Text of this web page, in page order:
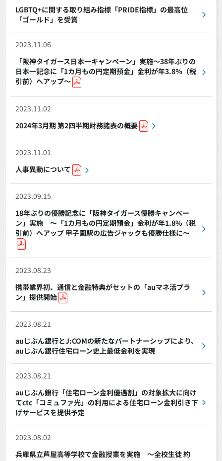
LGBTQ+に関する取り組み指標「PRIDE指標」の最高位
「ゴールド」を受賞
2023.11.06
「阪神タイガース日本一キャンペーン」実施～38年ぶりの
日本一記念に「1カ月もの円定期預金」金利が年3.8％（税
引前）へアップ～
2023.11.02
2024年3月期 第2四半期財務諸表の概要
2023.11.01
人事異動について
2023.09.15
18年ぶりの優勝記念に「阪神タイガース優勝キャンペー
ン」実施 ～「1カ月もの円定期預金」金利が年1.8%（税
引前）へアップ 甲子園駅の広告ジャックも優勝仕様に～
2023.08.23
携帯業界初、通信と金融特典がセットの「auマネ活プラ
ン」提供開始
2023.08.21
auじぶん銀行とJ:COMの新たなパートナーシップにより、
auじぶん銀行住宅ローン史上最低金利を実現
2023.08.21
auじぶん銀行「住宅ローン金利優遇割」の対象拡大に向け
てctc「コミュファ光」の利用による住宅ローン金利引き下
げサービスを提供予定
2023.08.02
兵庫県立芦屋高等学校で金融授業を実施 ～全校生徒 約